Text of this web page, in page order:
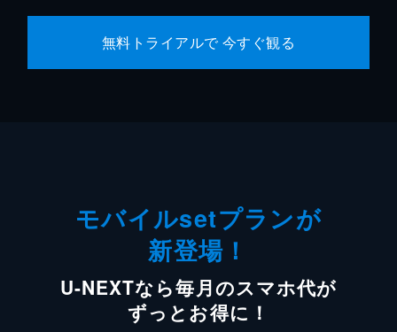
無料トライアルで 今すぐ観る
モバイルsetプランが
新登場！
U-NEXTなら毎月のスマホ代が
ずっとお得に！